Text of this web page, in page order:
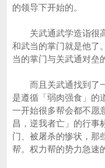
的领导下开始的。
关武通武学造诣很高
和武当的掌门就是他了
当的掌门与关武通对垒
而且关武通找到了一
是遵循「弱肉强食」的
一开始很多帮会都不愿
昌，逆我者亡」的行事
门、被屠杀的惨状，那
帮。权力帮的势力急速